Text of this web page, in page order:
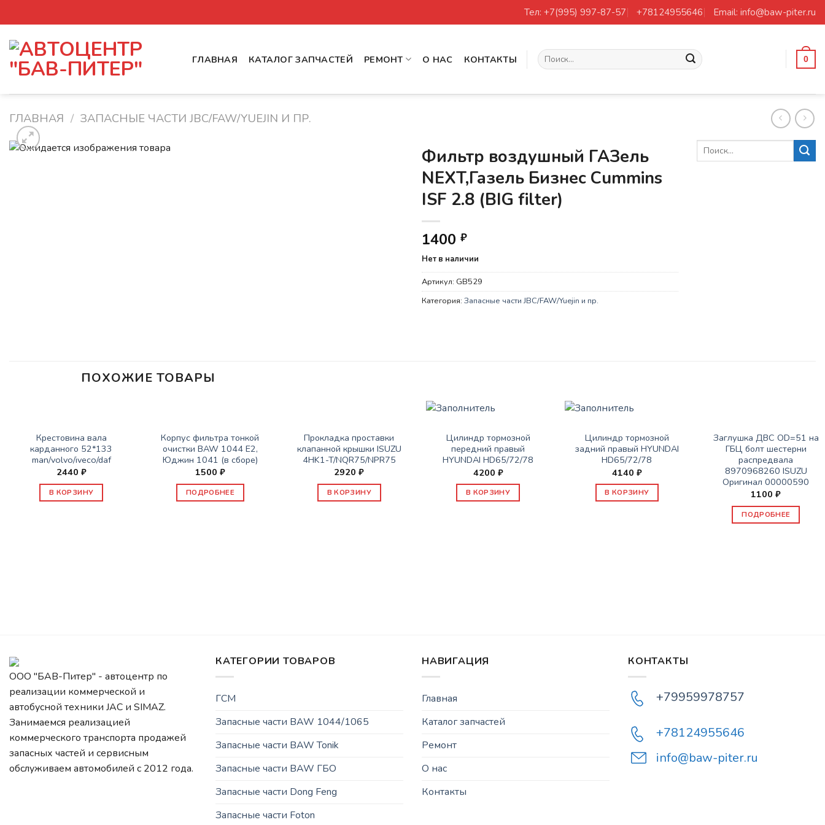
to
content
Тел: +7(995) 997-87-57 +78124955646 Email: info@baw-piter.ru
ГЛАВНАЯ КАТАЛОГ ЗАПЧАСТЕЙ РЕМОНТ О НАС КОНТАКТЫ Искать: 0
ГЛАВНАЯ / ЗАПАСНЫЕ ЧАСТИ JBC/FAW/YUEJIN И ПР.
Фильтр воздушный ГАЗель
NEXT,Газель Бизнес Cummins
ISF 2.8 (BIG filter)
1400 ₽
Нет в наличии
Артикул: GB529
Категория: Запасные части JBC/FAW/Yuejin и пр.
ПОХОЖИЕ ТОВАРЫ
Крестовина вала
карданного 52*133
man/volvo/iveco/daf
2440 ₽
В КОРЗИНУ
Корпус фильтра тонкой
очистки BAW 1044 E2,
Юджин 1041 (в сборе)
1500 ₽
ПОДРОБНЕЕ
Прокладка проставки
клапанной крышки ISUZU
4HK1-T/NQR75/NPR75
2920₽
В КОРЗИНУ
Цилиндр тормозной
передний правый
HYUNDAI HD65/72/78
4200 ₽
В КОРЗИНУ
Цилиндр тормозной
задний правый HYUNDAI
HD65/72/78
4140 ₽
В КОРЗИНУ
Заглушка ДВС OD=51 на
ГБЦ болт шестерни
распредвала
8970968260 ISUZU
Оригинал 00000590
1100₽
ПОДРОБНЕЕ
ООО "БАВ-Питер" - автоцентр по
реализации коммерческой и
автобусной техники JAC и SIMAZ.
Занимаемся реализацией
коммерческого транспорта продажей
запасных частей и сервисным
обслуживаем автомобилей c 2012 года.
КАТЕГОРИИ ТОВАРОВ
ГСМ
Запасные части BAW 1044/1065
Запасные части BAW Tonik
Запасные части BAW ГБО
Запасные части Dong Feng
Запасные части Foton
НАВИГАЦИЯ
Главная
Каталог запчастей
Ремонт
О нас
Контакты
КОНТАКТЫ
+79959978757
+78124955646
info@baw-piter.ru